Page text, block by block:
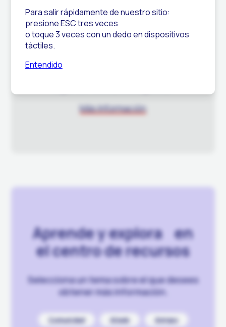
Para salir rápidamente de nuestro sitio:
presione ESC tres veces
o toque 3 veces con un dedo en dispositivos
táctiles.
Entendido
En casos específicos de abuso o ante riesgo
de un suicidio inminente o en progreso; el
personal capacitado de Trevor podría
comunicarse con el Sistema Nacional para el
Más Información
Aprende y explora en
el centro de recursos
Selecciona un tema sobre el que desees
obtener más información.
Comunidad Aliadx Amigxs